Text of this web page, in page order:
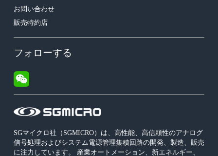
SGマイクロ社（SGMICRO）は、高性能、高信頼性のアナログ
信号処理およびシステム電源管理集積回路の開発、製造、販売
に注力しています。 産業オートメーション、新エネルギー、
お問い合わせ
販売特約店
フォローする